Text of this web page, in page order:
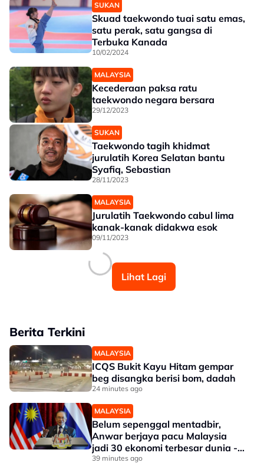
SUKAN
Skuad taekwondo tuai satu emas,
satu perak, satu gangsa di
Terbuka Kanada
10/02/2024
MALAYSIA
Kecederaan paksa ratu
taekwondo negara bersara
29/12/2023
SUKAN
Taekwondo tagih khidmat
jurulatih Korea Selatan bantu
Syafiq, Sebastian
28/11/2023
MALAYSIA
Jurulatih Taekwondo cabul lima
kanak-kanak didakwa esok
09/11/2023
Lihat Lagi
Berita Terkini
MALAYSIA
ICQS Bukit Kayu Hitam gempar
beg disangka berisi bom, dadah
24 minutes ago
MALAYSIA
Belum sepenggal mentadbir,
Anwar berjaya pacu Malaysia
jadi 30 ekonomi terbesar dunia -
Penganalisis
39 minutes ago